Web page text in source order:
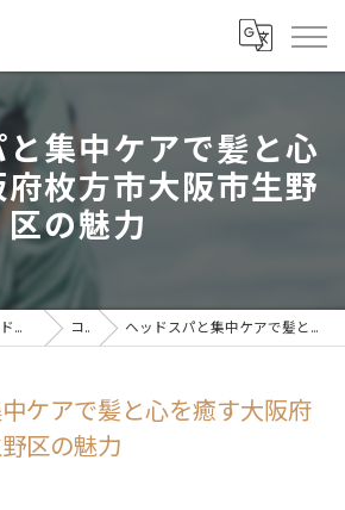
集中ケアで髪と心
枚方市大阪市生野
区の魅力
大阪府枚方市のヘッドスパならドライヘッドスパサロンAMI コラム ヘッドスパと集中ケアで髪と心を癒す大阪府枚方市大阪市生野区の魅力
ケアで髪と心を癒す大阪府
区の魅力